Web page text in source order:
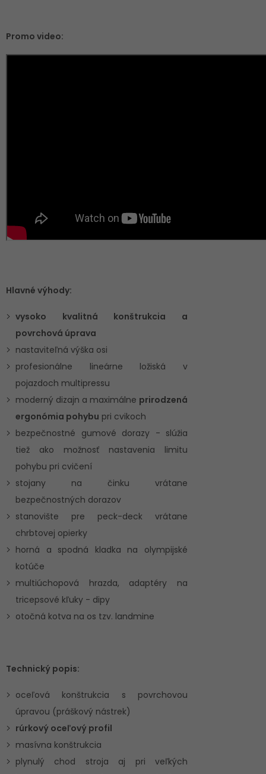
Promo video:
Hlavné výhody:
vysoko kvalitná konštrukcia a
povrchová úprava
nastaviteľná výška osi
profesionálne lineárne ložiská v
pojazdoch multipressu
moderný dizajn a maximálne prirodzená
ergonómia pohybu pri cvikoch
bezpečnostné gumové dorazy - slúžia
tiež ako možnosť nastavenia limitu
pohybu pri cvičení
stojany na činku vrátane
bezpečnostných dorazov
stanovište pre peck-deck vrátane
chrbtovej opierky
horná a spodná kladka na olympijské
kotúče
multiúchopová hrazda, adaptéry na
tricepsové kľuky - dipy
otočná kotva na os tzv. landmine
Technický popis:
oceľová konštrukcia s povrchovou
úpravou (práškový nástrek)
rúrkový oceľový profil
masívna konštrukcia
plynulý chod stroja aj pri veľkých